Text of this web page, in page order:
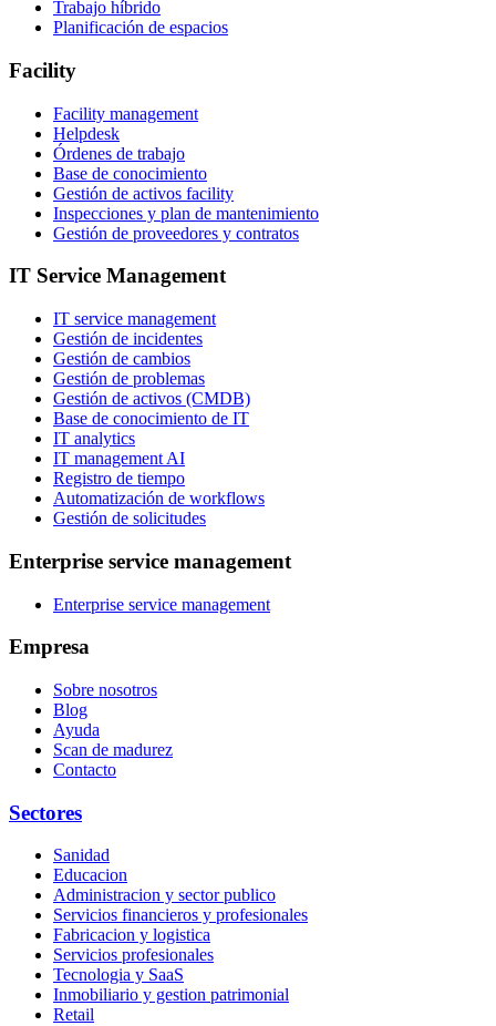
Trabajo híbrido
Planificación de espacios
Facility
Facility management
Helpdesk
Órdenes de trabajo
Base de conocimiento
Gestión de activos facility
Inspecciones y plan de mantenimiento
Gestión de proveedores y contratos
IT Service Management
IT service management
Gestión de incidentes
Gestión de cambios
Gestión de problemas
Gestión de activos (CMDB)
Base de conocimiento de IT
IT analytics
IT management AI
Registro de tiempo
Automatización de workflows
Gestión de solicitudes
Enterprise service management
Enterprise service management
Empresa
Sobre nosotros
Blog
Ayuda
Scan de madurez
Contacto
Sectores
Sanidad
Educacion
Administracion y sector publico
Servicios financieros y profesionales
Fabricacion y logistica
Servicios profesionales
Tecnologia y SaaS
Inmobiliario y gestion patrimonial
Retail